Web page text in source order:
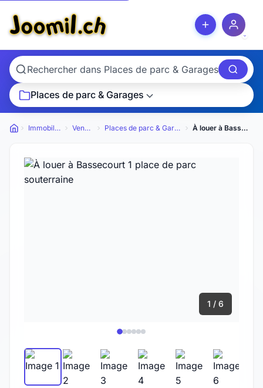
Places de parc & Garages
Petites annonces
Immobilier Ventes Places de parc & Garages À louer à Bassecourt 1 place de parc souterraine
1 / 6